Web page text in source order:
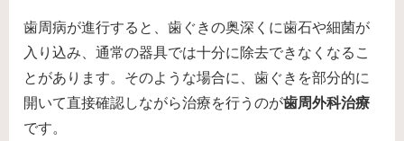
歯周病が進行すると、歯ぐきの奥深くに歯石や細菌が
入り込み、通常の器具では十分に除去できなくなるこ
とがあります。そのような場合に、歯ぐきを部分的に
開いて直接確認しながら治療を行うのが歯周外科治療
です。